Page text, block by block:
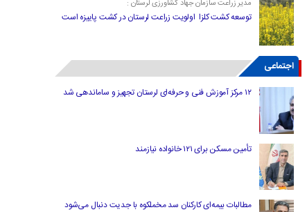
مدیر زراعت سازمان جهاد کشاورزی لرستان :
توسعه کشت کلزا اولویت زراعت لرستان در کشت پاییزه است
اجتماعی
۱۲ مرکز آموزش فنی و حرفه‌ای لرستان تجهیز و ساماندهی شد
تأمین مسکن برای ۱۲۱ خانواده نیازمند
مطالبات بیمه‌ای کارکنان سد مخملکوه با جدیت دنبال می‌شود